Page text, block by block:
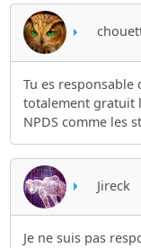
Tu es responsable
totalement gratuit
NPDS comme les
Jireck
Je ne suis pas